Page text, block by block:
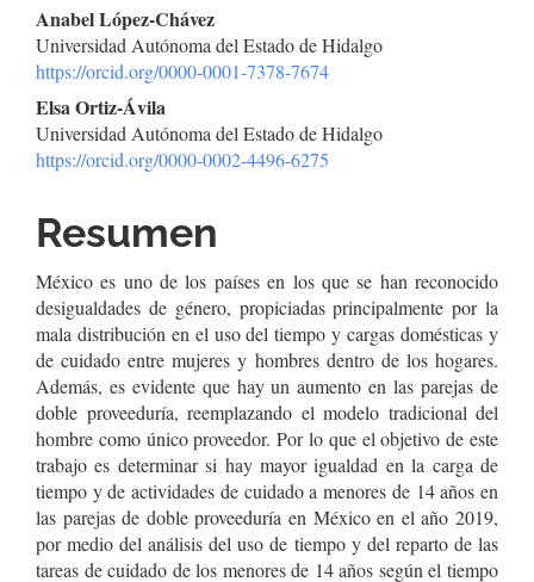
Contenido
principal
del
artículo
Anabel López-Chávez
Universidad Autónoma del Estado de Hidalgo
https://orcid.org/0000-0001-7378-7674
Elsa Ortiz-Ávila
Universidad Autónoma del Estado de Hidalgo
https://orcid.org/0000-0002-4496-6275
Resumen
México es uno de los países en los que se han reconocido
desigualdades de género, propiciadas principalmente por la
mala distribución en el uso del tiempo y cargas domésticas y
de cuidado entre mujeres y hombres dentro de los hogares.
Además, es evidente que hay un aumento en las parejas de
doble proveeduría, reemplazando el modelo tradicional del
hombre como único proveedor. Por lo que el objetivo de este
trabajo es determinar si hay mayor igualdad en la carga de
tiempo y de actividades de cuidado a menores de 14 años en
las parejas de doble proveeduría en México en el año 2019,
por medio del análisis del uso de tiempo y del reparto de las
tareas de cuidado de los menores de 14 años según el tiempo